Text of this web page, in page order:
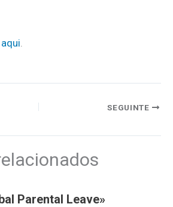
aqui
SEGUINTE
Parental Leave»